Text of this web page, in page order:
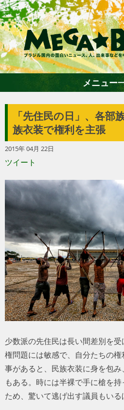
ホーム
エンターテイ
トラベ
サッカ
PEOPLE
ビジネ
コラム
メニュー
「先住民の日」、各部
族衣装で権利を主張
2015年 04月 22日
ツイート
少数派の先住民は長い間差別を
権問題には敏感で、自分たちの
事があると、民族衣装に身を包
もある。時には半裸で手に槍を
ため、驚いて逃げ出す議員もいる